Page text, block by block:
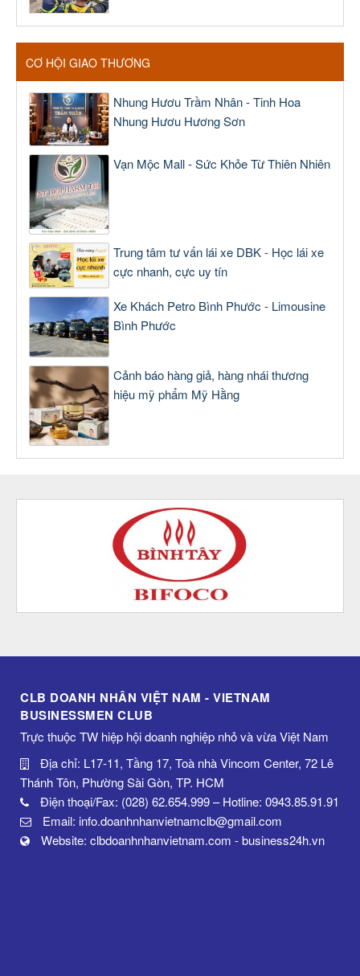
CƠ HỘI GIAO THƯƠNG
Nhung Hươu Trầm Nhân - Tinh Hoa
Nhung Hươu Hương Sơn
Vạn Mộc Mall - Sức Khỏe Từ Thiên Nhiên
Trung tâm tư vấn lái xe DBK - Học lái xe
cực nhanh, cực uy tín
Xe Khách Petro Bình Phước - Limousine
Bình Phước
Cảnh báo hàng giả, hàng nhái thương
hiệu mỹ phẩm Mỹ Hằng
CLB DOANH NHÂN VIỆT NAM - VIETNAM
BUSINESSMEN CLUB
Trực thuộc TW hiệp hội doanh nghiệp nhỏ và vừa Việt Nam
Địa chỉ: L17-11, Tầng 17, Toà nhà Vincom Center, 72 Lê
Thánh Tôn, Phường Sài Gòn, TP. HCM
Điện thoại/Fax: (028) 62.654.999 – Hotline: 0943.85.91.91
Email: info.doanhnhanvietnamclb@gmail.com
Website: clbdoanhnhanvietnam.com - business24h.vn